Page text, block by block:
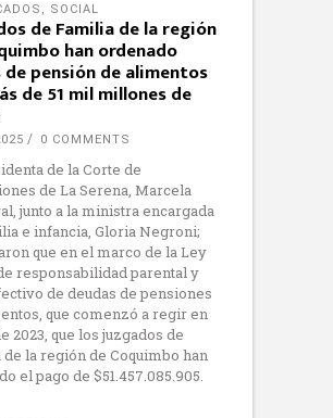
SOCIAL
de Familia de la región
han ordenado
de pensión de alimentos
de 51 mil millones de
0 COMMENTS
de la Corte de
de La Serena, Marcela
junto a la ministra encargada
e infancia, Gloria Negroni;
que en el marco de la Ley
responsabilidad parental y
de deudas de pensiones
que comenzó a regir en
2023, que los juzgados de
la región de Coquimbo han
el pago de $51.457.085.905.